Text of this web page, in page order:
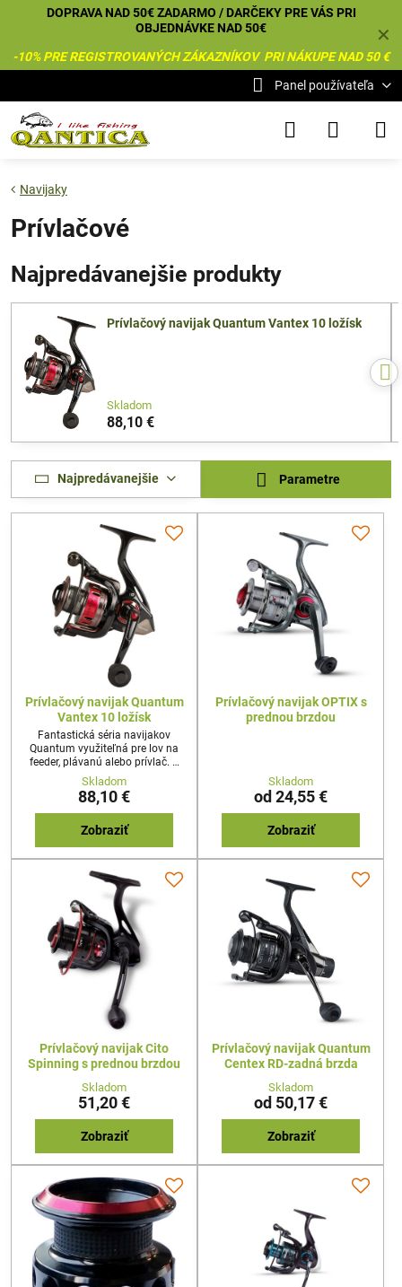
✕
DOPRAVA NAD 50€ ZADARMO / DARČEKY PRE VÁS PRI
OBJEDNÁVKE NAD 50€
-10% PRE REGISTROVANÝCH ZÁKAZNÍKOV PRI NÁKUPE NAD 50 €
Panel používateľa
Navijaky
Prívlačové
Najpredávanejšie produkty
Prívlačový navijak Quantum Vantex 10 ložísk
Skladom
88,10 €
Najpredávanejšie Parametre
Prívlačový navijak Quantum
Vantex 10 ložísk
Fantastická séria navijakov
Quantum využiteľná pre lov na
feeder, plávanú alebo prívlač. O
jemný chod navijaka sa postará
10 ložísk.
Skladom
88,10 €
Zobraziť
Prívlačový navijak OPTIX s
prednou brzdou
Skladom
od 24,55 €
Zobraziť
Prívlačový navijak Cito
Spinning s prednou brzdou
Skladom
51,20 €
Zobraziť
Prívlačový navijak Quantum
Centex RD-zadná brzda
Skladom
od 50,17 €
Zobraziť